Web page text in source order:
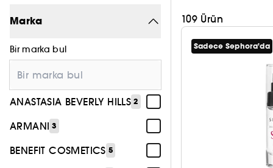
Marka
Bir marka bul
ANASTASIA BEVERLY HILLS 2
ARMANI 3
BENEFIT COSMETICS 5
109 Ürün
Sadece Sephora'da